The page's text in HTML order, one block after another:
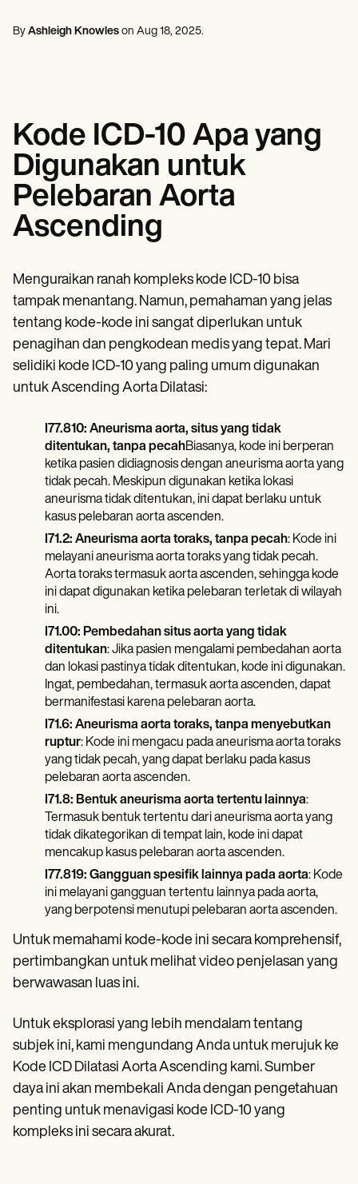
Ahli Diet & Ahli Gizi
Resources
Blog
Panduan Sumber Daya
Perbandingan
Panduan Aplikasi
Templat
Kode ICD
Templat Catatan SOAP
Templat Rencana Perawatan
Informed Consent Form
Social Work Treatment Plans
DAR Note Template
Patient Visit Summary Template
Demos
Webinars
Switch to Carepatron
Why Carepatron?
Get started
Massage therapists
By Ashleigh Knowles on Aug 18, 2025.
Kode ICD-10 Apa yang
Digunakan untuk
Pelebaran Aorta
Ascending
Menguraikan ranah kompleks kode ICD-10 bisa
tampak menantang. Namun, pemahaman yang jelas
tentang kode-kode ini sangat diperlukan untuk
penagihan dan pengkodean medis yang tepat. Mari
selidiki kode ICD-10 yang paling umum digunakan
untuk Ascending Aorta Dilatasi:
I77.810: Aneurisma aorta, situs yang tidak
ditentukan, tanpa pecahBiasanya, kode ini berperan
ketika pasien didiagnosis dengan aneurisma aorta yang
tidak pecah. Meskipun digunakan ketika lokasi
aneurisma tidak ditentukan, ini dapat berlaku untuk
kasus pelebaran aorta ascenden.
I71.2: Aneurisma aorta toraks, tanpa pecah: Kode ini
melayani aneurisma aorta toraks yang tidak pecah.
Aorta toraks termasuk aorta ascenden, sehingga kode
ini dapat digunakan ketika pelebaran terletak di wilayah
ini.
I71.00: Pembedahan situs aorta yang tidak
ditentukan: Jika pasien mengalami pembedahan aorta
dan lokasi pastinya tidak ditentukan, kode ini digunakan.
Ingat, pembedahan, termasuk aorta ascenden, dapat
bermanifestasi karena pelebaran aorta.
I71.6: Aneurisma aorta toraks, tanpa menyebutkan
ruptur: Kode ini mengacu pada aneurisma aorta toraks
yang tidak pecah, yang dapat berlaku pada kasus
pelebaran aorta ascenden.
I71.8: Bentuk aneurisma aorta tertentu lainnya:
Termasuk bentuk tertentu dari aneurisma aorta yang
tidak dikategorikan di tempat lain, kode ini dapat
mencakup kasus pelebaran aorta ascenden.
I77.819: Gangguan spesifik lainnya pada aorta: Kode
ini melayani gangguan tertentu lainnya pada aorta,
yang berpotensi menutupi pelebaran aorta ascenden.
Untuk memahami kode-kode ini secara komprehensif,
pertimbangkan untuk melihat video penjelasan yang
berwawasan luas ini.
Untuk eksplorasi yang lebih mendalam tentang
subjek ini, kami mengundang Anda untuk merujuk ke
Kode ICD Dilatasi Aorta Ascending kami. Sumber
daya ini akan membekali Anda dengan pengetahuan
penting untuk menavigasi kode ICD-10 yang
kompleks ini secara akurat.